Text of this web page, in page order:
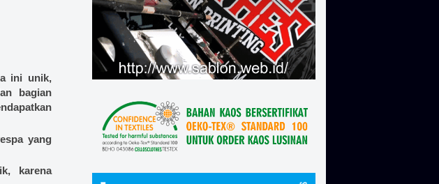
ini unik,
bagian
yang
karena